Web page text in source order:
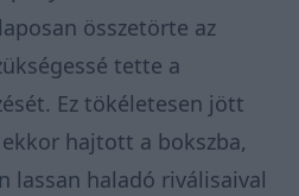
összetörte az
tette a
Ez tökéletesen jött
hajtott a bokszba,
lassan haladó riválisaival